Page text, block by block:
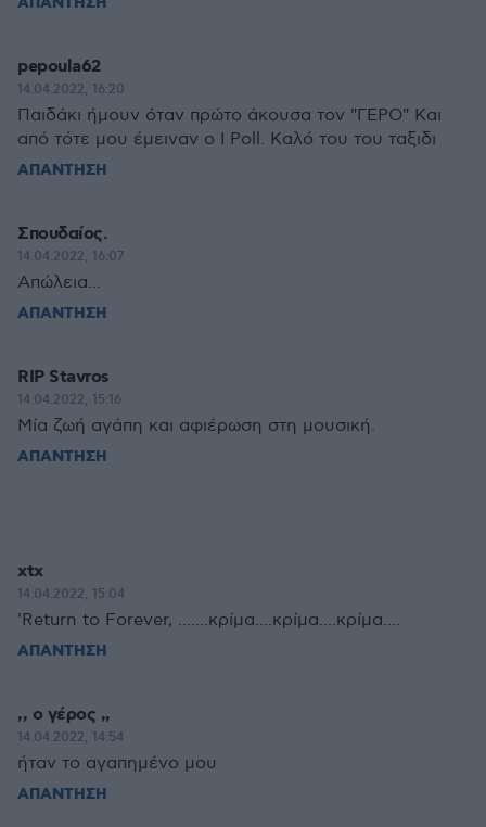
pepoula62
14.04.2022, 16:20
Παιδάκι ήμουν όταν πρώτο άκουσα τον "ΓΕΡΟ" Και
από τότε μου έμειναν ο Ι Poll. Καλό του του ταξιδι
ΑΠΑΝΤΗΣΗ
Σπουδαίος.
14.04.2022, 16:07
Απώλεια...
ΑΠΑΝΤΗΣΗ
RIP Stavros
14.04.2022, 15:16
Μία ζωή αγάπη και αφιέρωση στη μουσική.
ΑΠΑΝΤΗΣΗ
xtx
14.04.2022, 15:04
'Return to Forever, .......κρίμα....κρίμα....κρίμα....
ΑΠΑΝΤΗΣΗ
,, ο γέρος ,,
14.04.2022, 14:54
ήταν το αγαπημένο μου
ΑΠΑΝΤΗΣΗ